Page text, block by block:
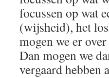
focussen op wat
(wijsheid), het
mogen we er
Dan mogen we
vergaard hebben